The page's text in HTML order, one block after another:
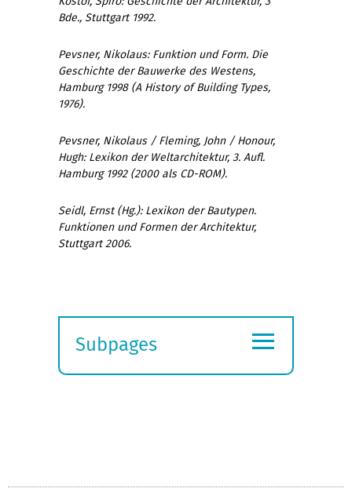
Bde., Stuttgart 1992.
Pevsner, Nikolaus: Funktion und Form. Die
Geschichte der Bauwerke des Westens,
Hamburg 1998 (A History of Building Types,
1976).
Pevsner, Nikolaus / Fleming, John / Honour,
Hugh: Lexikon der Weltarchitektur, 3. Aufl.
Hamburg 1992 (2000 als CD-ROM).
Seidl, Ernst (Hg.): Lexikon der Bautypen.
Funktionen und Formen der Architektur,
Stuttgart 2006.
Subpages
≡